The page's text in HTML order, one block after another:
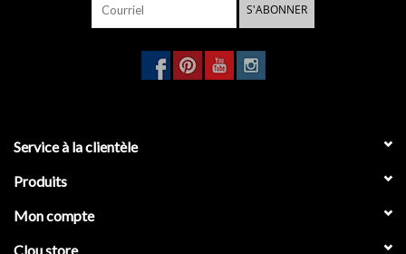
S'ABONNER
Service à la clientèle
Produits
Mon compte
Clou store_